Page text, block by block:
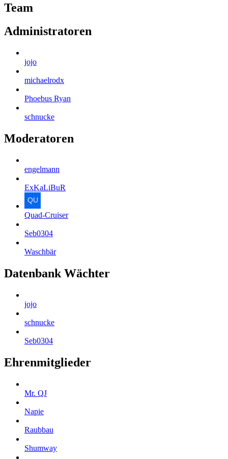
Team
Administratoren
jojo
michaelrodx
Phoebus Ryan
schnucke
Moderatoren
engelmann
ExKaLiBuR
Quad-Cruiser
Seb0304
Waschbär
Datenbank Wächter
jojo
schnucke
Seb0304
Ehrenmitglieder
Mr. QJ
Napie
Raubbau
Shumway